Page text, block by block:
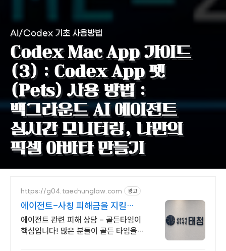
AI/Codex 기초 사용방법
Codex Mac App 가이드
(3) : Codex App 펫
(Pets) 사용 방법 :
백그라운드 AI 에이전트
실시간 모니터링, 나만의
픽셀 아바타 만들기
https://g04.taechunglaw.com 광고
에이전트-사칭 피해금을 지킬
마지막 기회
에이전트 관련 피해 상담 - 골든타임이
핵심입니다! 많은 분들이 골든 타임을